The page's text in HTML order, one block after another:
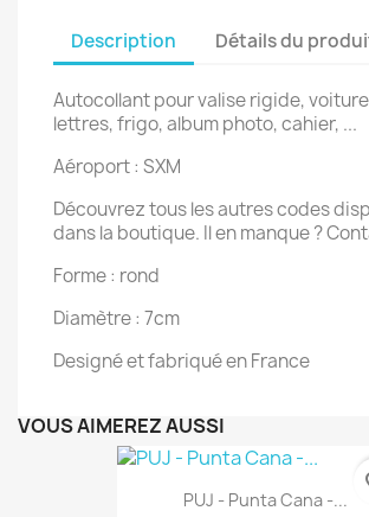
Description Détails du
Autocollant pour valise rigide,
lettres, frigo, album photo, cahier, ...
Aéroport : SXM
Découvrez tous les autres codes
dans la boutique. Il en manque ?
Forme : rond
Diamètre : 7cm
Designé et fabriqué en France
VOUS AIMEREZ AUSSI
PUJ - Punta Cana -...